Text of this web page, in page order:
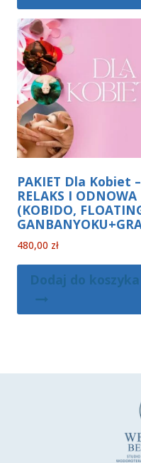
PAKIET Dla Kobiet –
RELAKS I ODNOWA
(KOBIDO,
480,00 zł
Dodaj do koszyka